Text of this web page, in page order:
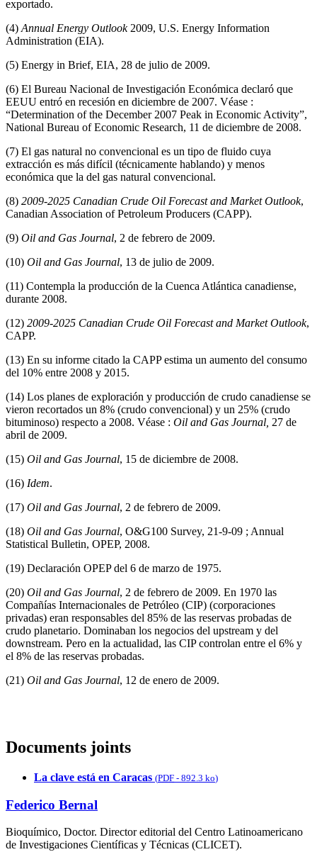
exportado.
(4) Annual Energy Outlook2009, U.S. Energy Information
Administration (EIA).
(5) Energy in Brief, EIA, 28 de julio de 2009.
(6) El Bureau Nacional de Investigación Económica declaró que
EEUU entró en recesión en diciembre de 2007. Véase :
“Determination of the December 2007 Peak in Economic Activity”,
National Bureau of Economic Research, 11 de diciembre de 2008.
(7) El gas natural no convencional es un tipo de fluido cuya
extracción es más difícil (técnicamente hablando) y menos
económica que la del gas natural convencional.
(8) 2009-2025 Canadian Crude Oil Forecast and Market Outlook,
Canadian Association of Petroleum Producers (CAPP).
(9) Oil and Gas Journal, 2 de febrero de 2009.
(10) Oil and Gas Journal, 13 de julio de 2009.
(11) Contempla la producción de la Cuenca Atlántica canadiense,
durante 2008.
(12) 2009-2025 Canadian Crude Oil Forecast and Market Outlook,
CAPP.
(13) En su informe citado la CAPP estima un aumento del consumo
del 10% entre 2008 y 2015.
(14) Los planes de exploración y producción de crudo canadiense se
vieron recortados un 8% (crudo convencional) y un 25% (crudo
bituminoso) respecto a 2008. Véase : Oil and Gas Journal, 27 de
abril de 2009.
(15) Oil and Gas Journal, 15 de diciembre de 2008.
(16) Idem.
(17) Oil and Gas Journal, 2 de febrero de 2009.
(18) Oil and Gas Journal, O&G100 Survey, 21-9-09 ; Annual
Statistical Bulletin, OPEP, 2008.
(19) Declaración OPEP del 6 de marzo de 1975.
(20) Oil and Gas Journal, 2 de febrero de 2009. En 1970 las
Compañías Internacionales de Petróleo (CIP) (corporaciones
privadas) eran responsables del 85% de las reservas probadas de
crudo planetario. Dominaban los negocios del upstream y del
downstream. Pero en la actualidad, las CIP controlan entre el 6% y
el 8% de las reservas probadas.
(21) Oil and Gas Journal, 12 de enero de 2009.
Documents joints
La clave está en Caracas (PDF - 892.3 ko)
Federico Bernal
Bioquímico, Doctor. Director editorial del Centro Latinoamericano
de Investigaciones Científicas y Técnicas (CLICET).